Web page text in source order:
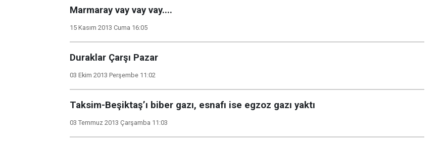
Marmaray vay vay vay....
15 Kasım 2013 Cuma 16:05
Duraklar Çarşı Pazar
03 Ekim 2013 Perşembe 11:02
Taksim-Beşiktaş’ı biber gazı, esnafı ise egzoz gazı yaktı
03 Temmuz 2013 Çarşamba 11:03